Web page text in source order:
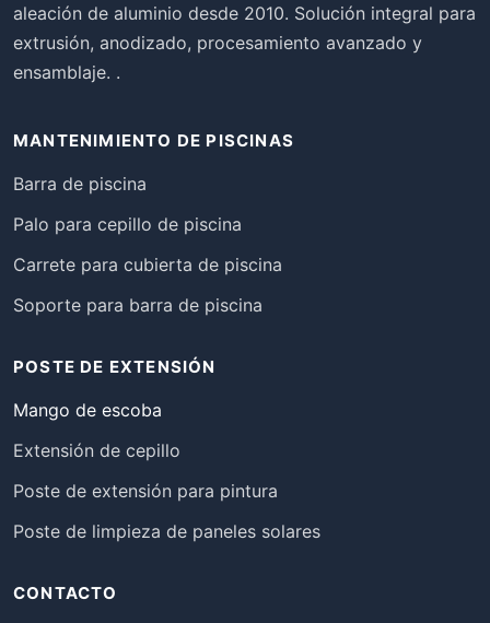
aleación de aluminio desde 2010. Solución integral para
extrusión, anodizado, procesamiento avanzado y
ensamblaje. .
MANTENIMIENTO DE PISCINAS
Barra de piscina
Palo para cepillo de piscina
Carrete para cubierta de piscina
Soporte para barra de piscina
POSTE DE EXTENSIÓN
Mango de escoba
Extensión de cepillo
Poste de extensión para pintura
Poste de limpieza de paneles solares
CONTACTO